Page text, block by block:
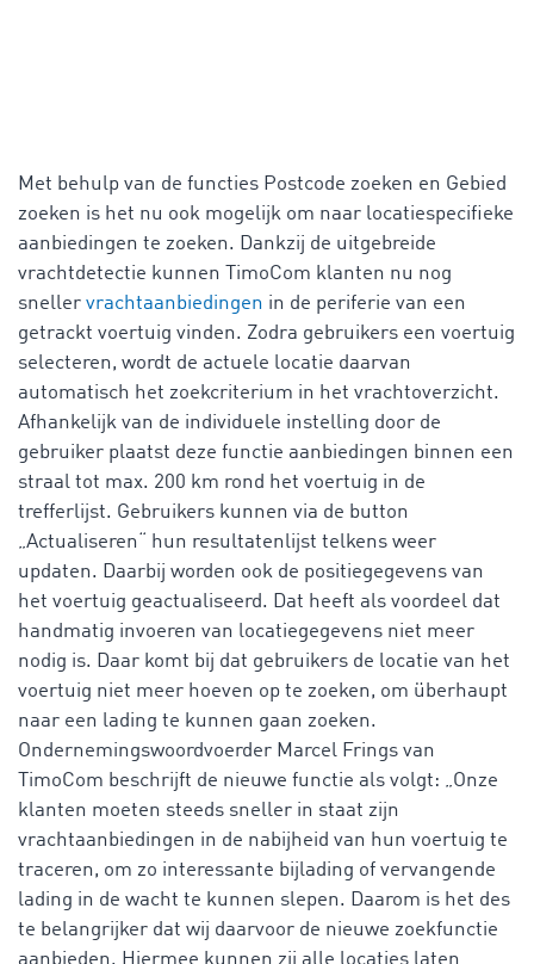
Met behulp van de functies Postcode zoeken en Gebied
zoeken is het nu ook mogelijk om naar locatiespecifieke
aanbiedingen te zoeken. Dankzij de uitgebreide
vrachtdetectie kunnen TimoCom klanten nu nog
sneller vrachtaanbiedingen in de periferie van een
getrackt voertuig vinden. Zodra gebruikers een voertuig
selecteren, wordt de actuele locatie daarvan
automatisch het zoekcriterium in het vrachtoverzicht.
Afhankelijk van de individuele instelling door de
gebruiker plaatst deze functie aanbiedingen binnen een
straal tot max. 200 km rond het voertuig in de
trefferlijst. Gebruikers kunnen via de button
„Actualiseren“ hun resultatenlijst telkens weer
updaten. Daarbij worden ook de positiegegevens van
het voertuig geactualiseerd. Dat heeft als voordeel dat
handmatig invoeren van locatiegegevens niet meer
nodig is. Daar komt bij dat gebruikers de locatie van het
voertuig niet meer hoeven op te zoeken, om überhaupt
naar een lading te kunnen gaan zoeken.
Ondernemingswoordvoerder Marcel Frings van
TimoCom beschrijft de nieuwe functie als volgt: „Onze
klanten moeten steeds sneller in staat zijn
vrachtaanbiedingen in de nabijheid van hun voertuig te
traceren, om zo interessante bijlading of vervangende
lading in de wacht te kunnen slepen. Daarom is het des
te belangrijker dat wij daarvoor de nieuwe zoekfunctie
aanbieden. Hiermee kunnen zij alle locaties laten